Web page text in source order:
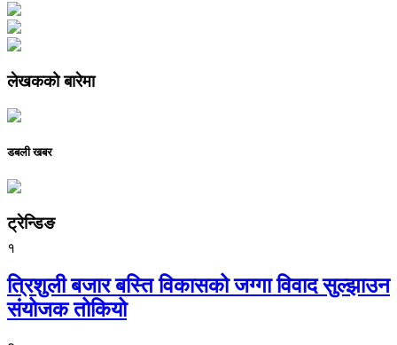
लेखकको बारेमा
डबली खबर
ट्रेन्डिङ
१
त्रिशुली बजार बस्ति विकासको जग्गा विवाद सुल्झाउन
संयोजक तोकियो